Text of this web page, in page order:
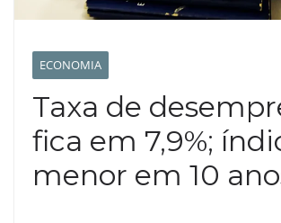
ECONOMIA
Taxa de
fica em 7,9%;
menor em 10